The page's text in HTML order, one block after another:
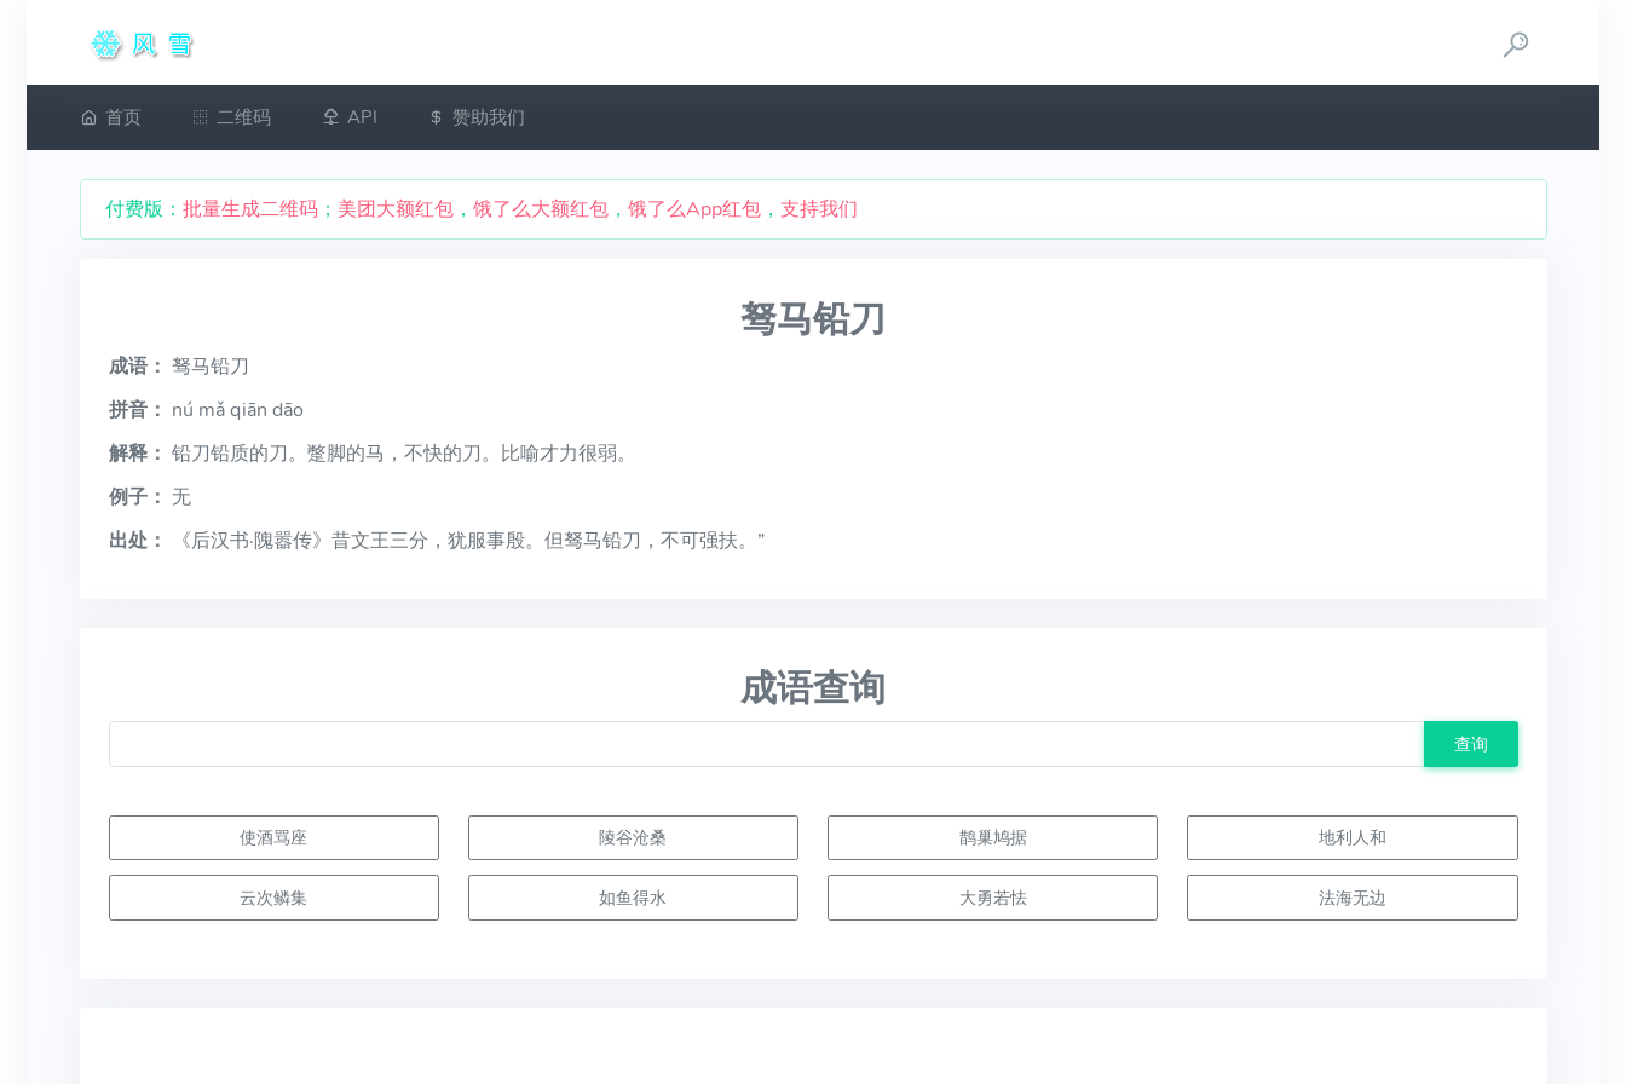
首页 二维码 API 赞助我们
付费版： 批量生成二维码； 美团大额红包， 饿了么大额红包， 饿了么App红包， 支持我们
驽马铅刀
成语： 驽马铅刀
拼音： nú mǎ qiān dāo
解释： 铅刀铅质的刀。蹩脚的马，不快的刀。比喻才力很弱。
例子： 无
出处：
《后汉书·隗嚣传》昔文王三分，犹服事殷。但驽马铅刀，不可强扶。”
成语查询
查询
使酒骂座 陵谷沧桑 鹊巢鸠据 地利人和
云次鳞集 如鱼得水 大勇若怯 法海无边